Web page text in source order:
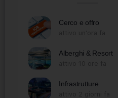
Cerco e offro
Alberghi & Resort
Infrastrutture